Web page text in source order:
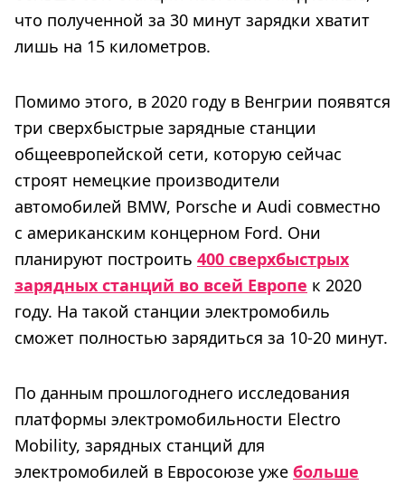
что полученной за 30 минут зарядки хватит
лишь на 15 километров.
Помимо этого, в 2020 году в Венгрии появятся
три сверхбыстрые зарядные станции
общеевропейской сети, которую сейчас
строят немецкие производители
автомобилей BMW, Porsche и Audi совместно
с американским концерном Ford. Они
планируют построить 400 сверхбыстрых
зарядных станций во всей Европе к 2020
году. На такой станции электромобиль
сможет полностью зарядиться за 10-20 минут.
По данным прошлогоднего исследования
платформы электромобильности Electro
Mobility, зарядных станций для
электромобилей в Евросоюзе уже больше